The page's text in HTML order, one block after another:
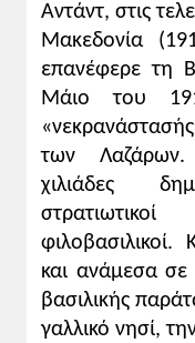
Αντάντ, στις
Μακεδονία
επανέφερε τη
Μάιο του
των Λαζάρων.
χιλιάδες
φιλοβασιλικοί.
και ανάμεσα σε
βασιλικής
γαλλικό νησί,